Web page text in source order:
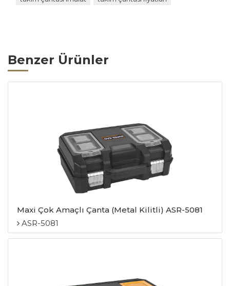
Benzer Ürünler
Maxi Çok Amaçlı Çanta (Metal Kilitli) ASR-5081
ASR-5081